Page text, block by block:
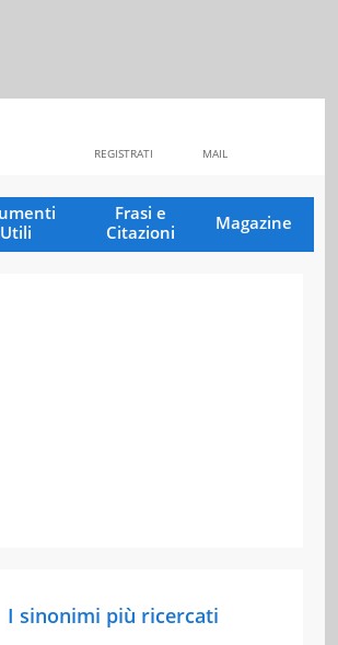
MAIL
REGISTRATI
Utili
Frasi e
Citazioni
Magazine
I sinonimi più ricercati